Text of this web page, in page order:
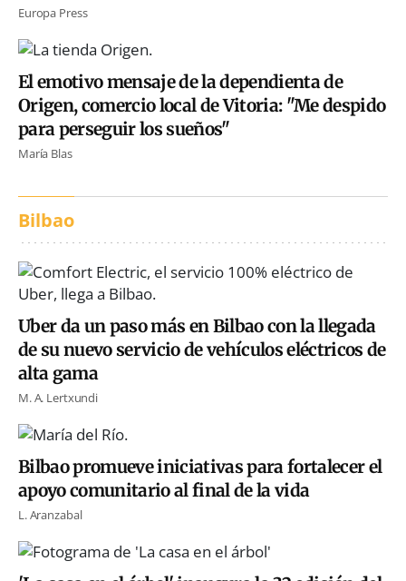
Europa Press
El emotivo mensaje de la dependienta de
Origen, comercio local de Vitoria: "Me despido
para perseguir los sueños"
María Blas
Bilbao
Uber da un paso más en Bilbao con la llegada
de su nuevo servicio de vehículos eléctricos de
alta gama
M. A. Lertxundi
Bilbao promueve iniciativas para fortalecer el
apoyo comunitario al final de la vida
L. Aranzabal